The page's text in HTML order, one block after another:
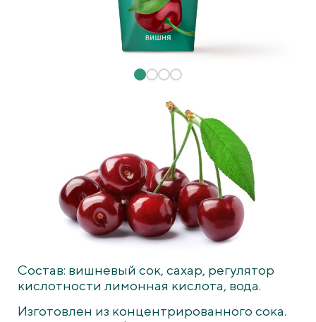
Состав: вишневый сок, сахар, регулятор
кислотности лимонная кислота, вода.
Изготовлен из концентрированного сока.